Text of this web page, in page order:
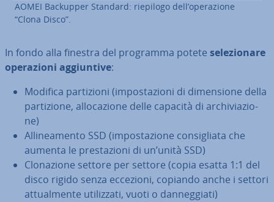
AOMEI Backupper Standard: riepilogo dell’ope­ra­zio­ne
“Clona Disco”.
In fondo alla finestra del programma potete se­le­zio­na­re
ope­ra­zio­ni ag­giun­ti­ve:
Modifica par­ti­zio­ni (im­po­sta­zio­ni di di­men­sio­ne della
par­ti­zio­ne, al­lo­ca­zio­ne delle capacità di ar­chi­via­zio­
ne)
Al­li­nea­men­to SSD (im­po­sta­zio­ne con­si­glia­ta che
aumenta le pre­sta­zio­ni di un’unità SSD)
Clo­na­zio­ne settore per settore (copia esatta 1:1 del
disco rigido senza eccezioni, copiando anche i settori
at­tual­men­te uti­liz­za­ti, vuoti o dan­neg­gia­ti)